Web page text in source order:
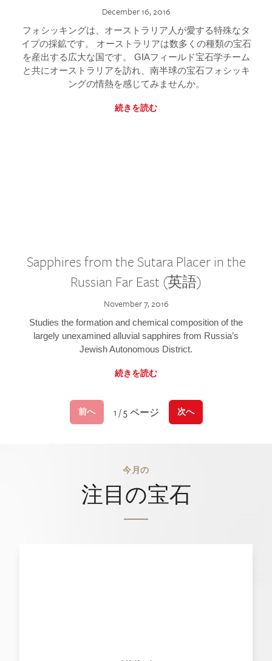
December 16, 2016
フォシッキングは、オーストラリア人が愛する特殊なタ
イプの採鉱です。 オーストラリアは数多くの種類の宝石
を産出する広大な国です。 GIAフィールド宝石学チーム
と共にオーストラリアを訪れ、南半球の宝石フォシッキ
ングの情熱を感じてみませんか。
続きを読む
Sapphires from the Sutara Placer in the
Russian Far East (英語)
November 7, 2016
Studies the formation and chemical composition of the
largely unexamined alluvial sapphires from Russia’s
Jewish Autonomous District.
続きを読む
前へ 1 / 5 ページ 次へ
今月の
注目の宝石